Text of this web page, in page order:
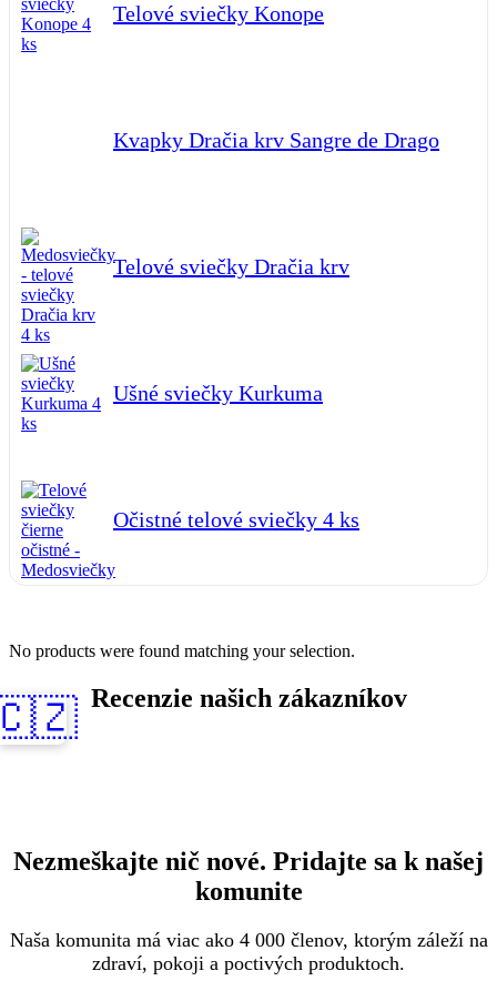
Telové sviečky Konope
Kvapky Dračia krv Sangre de Drago
Telové sviečky Dračia krv
Ušné sviečky Kurkuma
Očistné telové sviečky 4 ks
No products were found matching your selection.
Recenzie našich zákazníkov
Nezmeškajte nič nové. Pridajte sa k našej
komunite
Naša komunita má viac ako 4 000 členov, ktorým záleží na
zdraví, pokoji a poctivých produktoch.